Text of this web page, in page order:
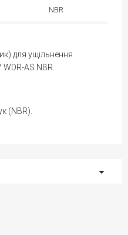
NBR
для ущільнення
AS NBR.
(NBR).